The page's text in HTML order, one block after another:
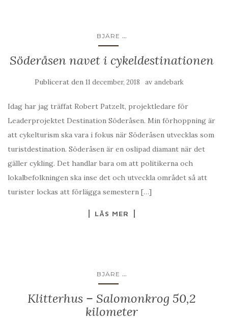
BJÄRE ...
Söderåsen navet i cykeldestinationen
Publicerat den 11 december, 2018 av andebark
Idag har jag träffat Robert Patzelt, projektledare för
Leaderprojektet Destination Söderåsen. Min förhoppning är
att cykelturism ska vara i fokus när Söderåsen utvecklas som
turistdestination. Söderåsen är en oslipad diamant när det
gäller cykling. Det handlar bara om att politikerna och
lokalbefolkningen ska inse det och utveckla området så att
turister lockas att förlägga semestern […]
LÄS MER
BJÄRE ...
Klitterhus – Salomonkrog 50,2
kilometer